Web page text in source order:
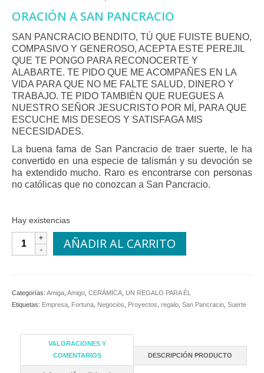
ORACIÓN A SAN PANCRACIO
SAN PANCRACIO BENDITO, TÚ QUE FUISTE BUENO,
COMPASIVO Y GENEROSO, ACEPTA ESTE PEREJIL
QUE TE PONGO PARA RECONOCERTE Y
ALABARTE. TE PIDO QUE ME ACOMPAÑES EN LA
VIDA PARA QUE NO ME FALTE SALUD, DINERO Y
TRABAJO. TE PIDO TAMBIÉN QUE RUEGUES A
NUESTRO SEÑOR JESUCRISTO POR MÍ, PARA QUE
ESCUCHE MIS DESEOS Y SATISFAGA MIS
NECESIDADES.
La buena fama de San Pancracio de traer suerte, le ha
convertido en una especie de talismán y su devoción se
ha extendido mucho. Raro es encontrarse con personas
no católicas que no conozcan a San Pancracio.
Hay existencias
Pancracio
AÑADIR AL CARRITO
Categorías: Amiga Amigo CERÁMICA UN REGALO PARA ÉL
Etiquetas: Empresa Fortuna Negocios Proyectos regalo San Pancracio Suerte
VALORACIONES Y
COMENTARIOS
DESCRIPCIÓN PRODUCTO